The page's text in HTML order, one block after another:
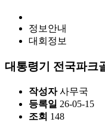
정보안내
대회정보
대통령기 전국파크
작성자 사무국
등록일 26-05-15
조회 148